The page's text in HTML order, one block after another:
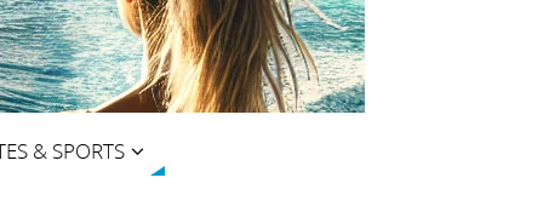
& SPORTS